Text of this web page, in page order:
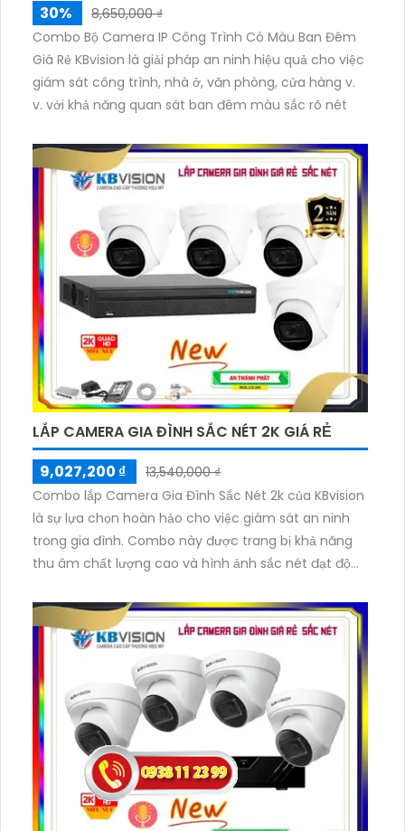
30%
8,650,000 ₫
Combo Bộ Camera IP Công Trình Có Màu Ban Đêm
Giá Rẻ KBvision là giải pháp an ninh hiệu quả cho việc
giám sát công trình, nhà ở, văn phòng, cửa hàng v.
v. với khả năng quan sát ban đêm màu sắc rõ nét
LẮP CAMERA GIA ĐÌNH SẮC NÉT 2K GIÁ RẺ
9,027,200 ₫
13,540,000 ₫
Combo lắp Camera Gia Đình Sắc Nét 2k của KBvision
là sự lựa chọn hoàn hảo cho việc giám sát an ninh
trong gia đình. Combo này được trang bị khả năng
thu âm chất lượng cao và hình ảnh sắc nét đạt độ